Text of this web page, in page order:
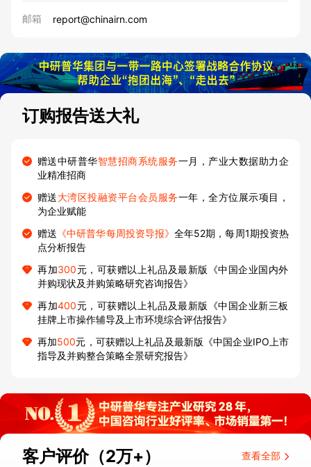
邮箱 report@chinairn.com
订购报告送大礼
赠送中研普华智慧招商系统服务一月，产业大数据助力企
业精准招商
赠送大湾区投融资平台会员服务一年，全方位展示项目，
为企业赋能
赠送 《中研普华每周投资导报》全年52期，每周1期投资热
点分析报告
再加300元，可获赠以上礼品及最新版《中国企业国内外
并购现状及并购策略研究咨询报告》
再加400元，可获赠以上礼品及最新版《中国企业新三板
挂牌上市操作辅导及上市环境综合评估报告》
再加500元，可获赠以上礼品及最新版《中国企业IPO上市
指导及并购整合策略全景研究报告》
客户评价（2万+） 查看全部